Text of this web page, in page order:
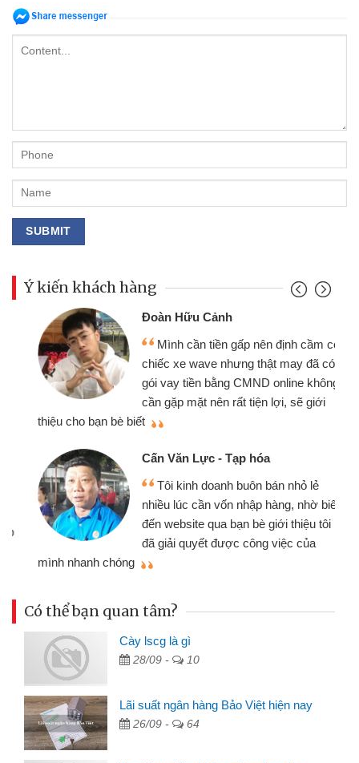
Ý kiến khách hàng
Đoàn Hữu Cảnh
Mình cần tiền gấp nên định cầm cố
chiếc xe wave nhưng thật may đã có
gói vay tiền bằng CMND online không
cần gặp mặt nên rất tiện lợi, sẽ giới
thiệu cho bạn bè biết
Cấn Văn Lực - Tạp hóa
Tôi kinh doanh buôn bán nhỏ lẻ
nhiều lúc cần vốn nhập hàng, nhờ biết
đến website qua bạn bè giới thiệu tôi
đã giải quyết được công việc của
mình nhanh chóng
Có thể bạn quan tâm?
Cày lscg là gì
28/09 - 10
Lãi suất ngân hàng Bảo Việt hiện nay
26/09 - 64